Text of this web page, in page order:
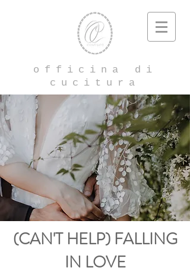
officina di
cucitura
(CAN'T HELP) FALLING
IN LOVE